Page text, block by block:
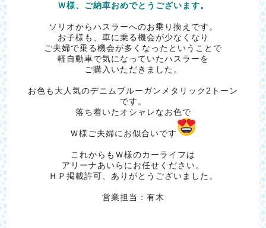
Ｗ様、ご納車おめでとうございます。
ソリオからハスラーへのお乗り換えです。
お子様も、車に乗る機会が少なくなり
ご夫婦で乗る機会が多くなったということで
軽自動車で気になっていたハスラーを
ご購入いただきました。
お色も大人気のデニムブルーガンメタリック2トーン
です。
落ち着いたオシャレなお色で
Ｗ様ご夫婦にお似合いです
これからもＷ様のカーライフは
アリーナあいらにお任せください。
ＨＰ掲載許可、ありがとうございました。
営業担当：有木